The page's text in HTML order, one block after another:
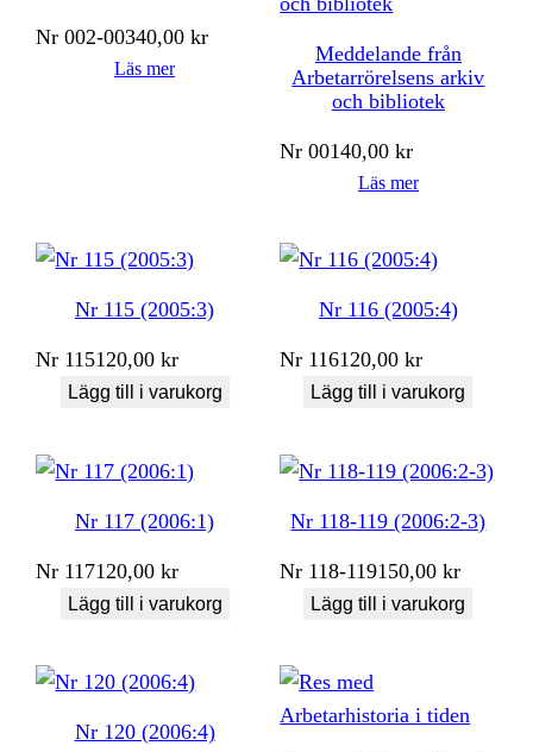
Nr 002-00340,00kr
Läs mer
Meddelande från
Arbetarrörelsens arkiv
och bibliotek
Nr 00140,00kr
Läs mer
Nr 115 (2005:3)
Nr 115120,00kr
Lägg till i varukorg
Nr 116 (2005:4)
Nr 116120,00kr
Lägg till i varukorg
Nr 117 (2006:1)
Nr 117120,00kr
Lägg till i varukorg
Nr 118-119 (2006:2-3)
Nr 118-119150,00kr
Lägg till i varukorg
Nr 120 (2006:4)